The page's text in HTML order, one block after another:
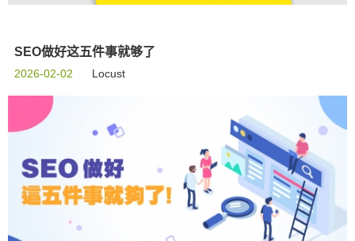
SEO做好这五件事就够了
2026-02-02 Locust